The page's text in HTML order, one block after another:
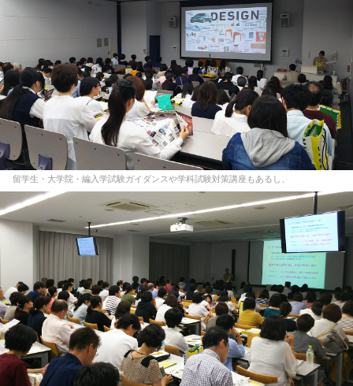
留学生・大学院・編入学試験ガイダンスや学科試験対策講座もあるし、